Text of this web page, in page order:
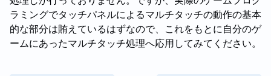
ラミングでタッチパネルによるマルチタッチの動作の基本
的な部分は賄えているはずなので、これをもとに自分のゲ
ームにあったマルチタッチ処理へ応用してみてください。